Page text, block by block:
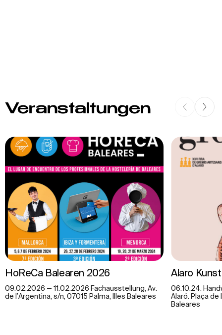
Veranstaltungen
HoReCa Balearen 2026
09.02.2026 — 11.02.2026 Fachausstellung, Av.
de l’Argentina, s/n, 07015 Palma, Illes Baleares
Alaro
06.10.24.
Alaró. Plaça de
Baleares